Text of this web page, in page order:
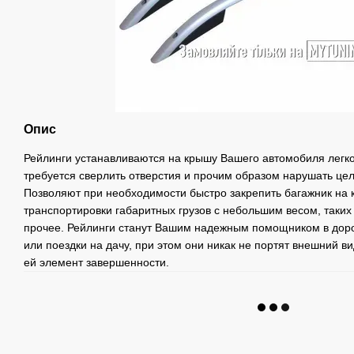
Опис
Рейлинги устанавливаются на крышу Вашего автомобиля
требуется сверлить отверстия и прочим образом нарушать
Позволяют при необходимости быстро закрепить багажник
транспортировки габаритных грузов с небольшим весом,
прочее. Рейлинги станут Вашим надежным помощником в
или поездки на дачу, при этом они никак не портят внешний
ей элемент завершенности.